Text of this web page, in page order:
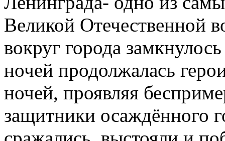
Великой Отечественной
вокруг города
ночей продолжалась
ночей, проявляя
защитники осаждённого